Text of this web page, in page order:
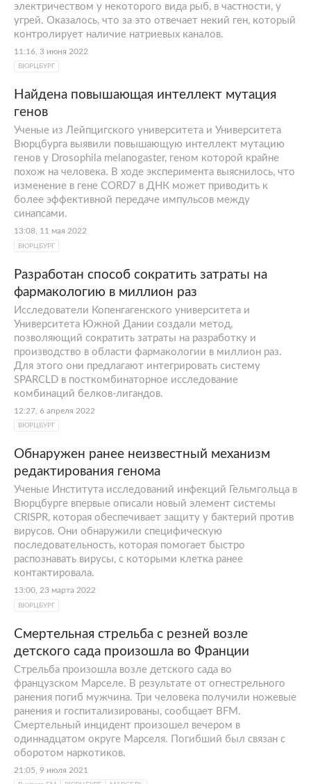
электричеством у некоторого вида рыб, в частности, у
угрей. Оказалось, что за это отвечает некий ген, который
контролирует наличие натриевых каналов.
11:16, 3 июня 2022
ВЮРЦБУРГ
Найдена повышающая интеллект мутация
генов
Ученые из Лейпцигского университета и Университета
Вюрцбурга выявили повышающую интеллект мутацию
генов у Drosophila melanogaster, геном которой крайне
похож на человека. В ходе эксперимента выяснилось, что
изменение в гене CORD7 в ДНК может приводить к
более эффективной передаче импульсов между
синапсами.
13:08, 11 мая 2022
ВЮРЦБУРГ
Разработан способ сократить затраты на
фармакологию в миллион раз
Исследователи Копенгагенского университета и
Университета Южной Дании создали метод,
позволяющий сократить затраты на разработку и
производство в области фармакологии в миллион раз.
Для этого они предлагают интегрировать систему
SPARCLD в посткомбинаторное исследование
комбинаций белков-лигандов.
12:27, 6 апреля 2022
ВЮРЦБУРГ
Обнаружен ранее неизвестный механизм
редактирования генома
Ученые Института исследований инфекций Гельмгольца в
Вюрцбурге впервые описали новый элемент системы
CRISPR, которая обеспечивает защиту у бактерий против
вирусов. Они обнаружили специфическую
последовательность, которая помогает быстро
распознавать вирусы, с которыми клетка ранее
контактировала.
13:00, 23 марта 2022
ВЮРЦБУРГ
Cмертельная стрельба с резней возле
детского сада произошла во Франции
Стрельба произошла возле детского сада во
французском Марселе. В результате от огнестрельного
ранения погиб мужчина. Три человека получили ножевые
ранения и госпитализированы, сообщает BFM.
Смертельный инцидент произошел вечером в
одиннадцатом округе Марселя. Погибший был связан с
оборотом наркотиков.
21:05, 9 июля 2021